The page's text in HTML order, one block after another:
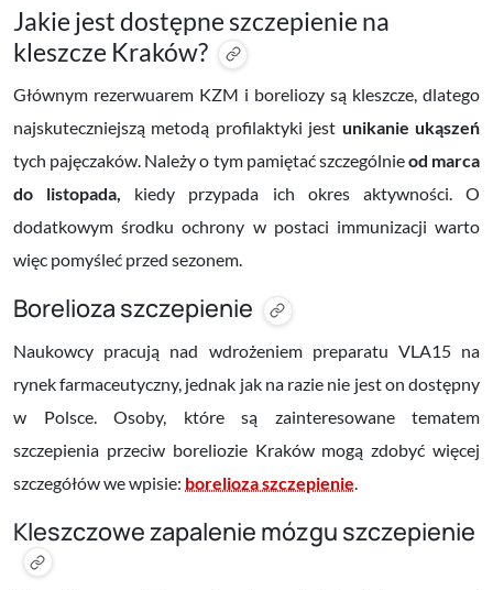
Jakie jest dostępne szczepienie na
kleszcze Kraków?
Głównym rezerwuarem KZM i boreliozy są kleszcze, dlatego
najskuteczniejszą metodą profilaktyki jest unikanie ukąszeń
tych pajęczaków. Należy o tym pamiętać szczególnieod marca
do listopada, kiedy przypada ich okres aktywności. O
dodatkowym środku ochrony w postaci immunizacji warto
więc pomyśleć przed sezonem.
Borelioza szczepienie
Naukowcy pracują nad wdrożeniem preparatu VLA15 na
rynek farmaceutyczny, jednak jak na razie nie jest on dostępny
w Polsce. Osoby, które są zainteresowane tematem
szczepienia przeciw boreliozie Kraków mogą zdobyć więcej
szczegółów we wpisie: borelioza szczepienie
Kleszczowe zapalenie mózgu szczepienie